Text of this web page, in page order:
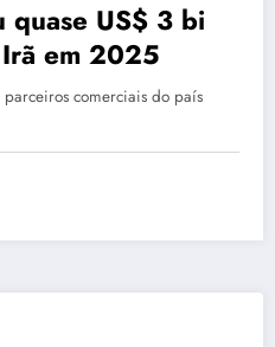
quase US$ 3 bi
em 2025
comerciais do país